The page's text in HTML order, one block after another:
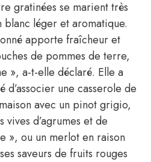
gratinées se marient très
blanc léger et aromatique.
apporte fraîcheur et
de pommes de terre,
», a-t-elle déclaré. Elle a
d’associer une casserole de
avec un pinot grigio,
d’agrumes et de
», ou un merlot en raison
saveurs de fruits rouges